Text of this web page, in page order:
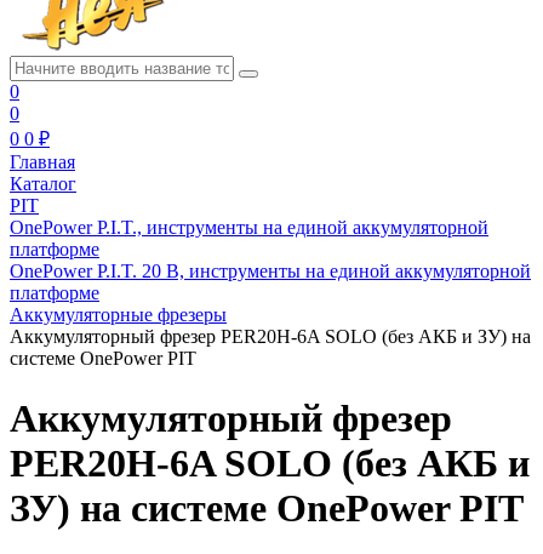
0
0
0 0 ₽
Главная
Каталог
PIT
OnePower P.I.T., инструменты на единой аккумуляторной
платформе
OnePower P.I.T. 20 В, инструменты на единой аккумуляторной
платформе
Аккумуляторные фрезеры
Аккумуляторный фрезер PER20H-6A SOLO (без АКБ и ЗУ) на
системе OnePower PIT
Аккумуляторный фрезер
PER20H-6A SOLO (без АКБ и
ЗУ) на системе OnePower PIT